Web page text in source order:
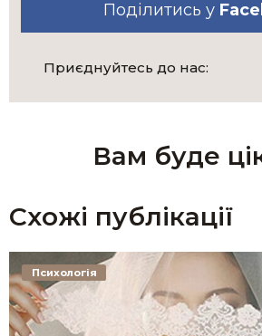
Поділитись у
Приєднуйтесь до нас:
Вам буде
Схожі публікації
Психологія